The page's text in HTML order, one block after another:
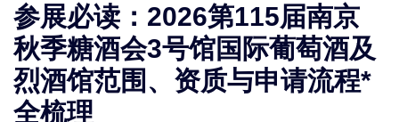
参展必读：2026第115届南京
秋季糖酒会3号馆国际葡萄酒及
烈酒馆范围、资质与申请流程*
全梳理